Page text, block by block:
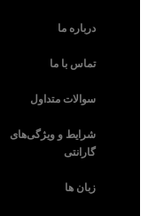
درباره ما
تماس با ما
سوالات متداول
شرایط و ویژگی‌های
گارانتی
زبان ها